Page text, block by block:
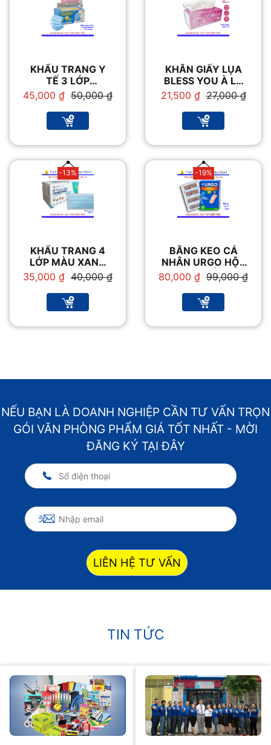
KHẨU TRANG Y
TẾ 3 LỚP
PERFETTA
MODERATE
TRẮNG/XANH
50,000₫
Giá
là:
50,000 ₫.
45,000 ₫ Giá
tại
là:
KHĂN GIẤY LỤA
BLESS YOU À LA
VIE27,000₫
Giá
là:
27,000 ₫.
21,500 ₫ Giá
tại
là:
-13%
KHẨU TRANG 4
LỚP MÀU XANH
NHƯ Ý40,000₫
Giá
là:
40,000 ₫.
35,000 ₫ Giá
tại
là:
-19%
BĂNG KEO CÁ
NHÂN URGO HỘP
100 MIẾNG
99,000₫
Giá
là:
99,000 ₫.
80,000 ₫ Giá
tại
là:
NẾU BẠN LÀ DOANH NGHIỆP CẦN TƯ VẤN TRỌN
GÓI VĂN PHÒNG PHẨM GIÁ TỐT NHẤT - MỜI
ĐĂNG KÝ TẠI ĐÂY
LIÊN HỆ TƯ VẤN
TIN TỨC